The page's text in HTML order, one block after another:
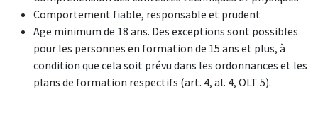
Comportement fiable, responsable et prudent
Age minimum de 18 ans. Des exceptions sont possibles
pour les personnes en formation de 15 ans et plus, à
condition que cela soit prévu dans les ordonnances et les
plans de formation respectifs (art. 4, al. 4, OLT 5).